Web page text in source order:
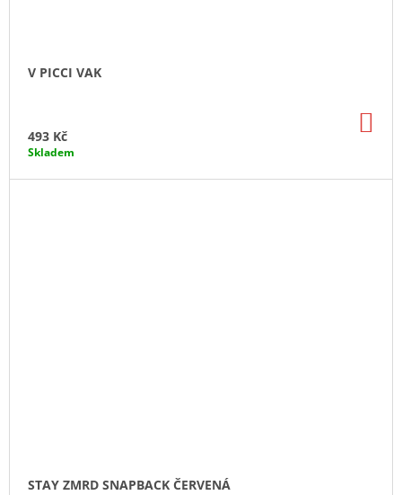
V PICCI VAK
493 Kč
Skladem
STAY ZMRD SNAPBACK ČERVENÁ